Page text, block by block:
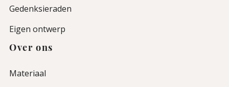
Gedenksieraden
Eigen ontwerp
Over ons
Materiaal